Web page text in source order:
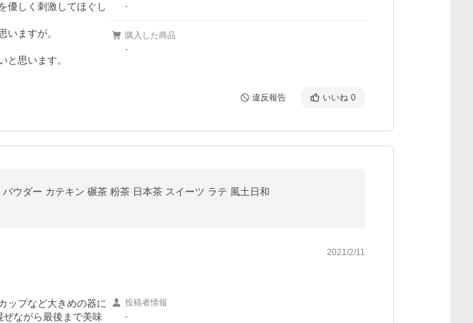
優しく刺激してほぐし
いますが。
思います。
-
購入した商品
-
違反報告 いいね 0
ウダー カテキン 碾茶 粉茶 日本茶 スイーツ ラテ 風土日和
2021/2/11
ップなど大きめの器に
ながら最後まで美味
投稿者情報
-